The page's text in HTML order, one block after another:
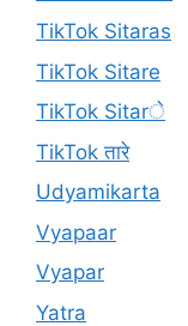
TikTok Sitaras
TikTok Sitare
TikTok Sitarे
TikTok तारे
Udyamikarta
Vyapaar
Vyapar
Yatra